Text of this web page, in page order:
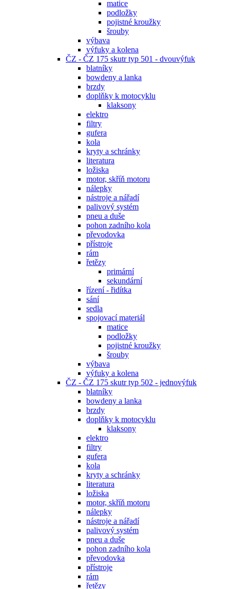
matice
podložky
pojistné kroužky
šrouby
výbava
výfuky a kolena
ČZ - ČZ 175 skutr typ 501 - dvouvýfuk
blatníky
bowdeny a lanka
brzdy
doplňky k motocyklu
klaksony
elektro
filtry
gufera
kola
kryty a schránky
literatura
ložiska
motor, skříň motoru
nálepky
nástroje a nářadí
palivový systém
pneu a duše
pohon zadního kola
převodovka
přístroje
rám
řetězy
primární
sekundární
řízení - řidítka
sání
sedla
spojovací materiál
matice
podložky
pojistné kroužky
šrouby
výbava
výfuky a kolena
ČZ - ČZ 175 skutr typ 502 - jednovýfuk
blatníky
bowdeny a lanka
brzdy
doplňky k motocyklu
klaksony
elektro
filtry
gufera
kola
kryty a schránky
literatura
ložiska
motor, skříň motoru
nálepky
nástroje a nářadí
palivový systém
pneu a duše
pohon zadního kola
převodovka
přístroje
rám
řetězy